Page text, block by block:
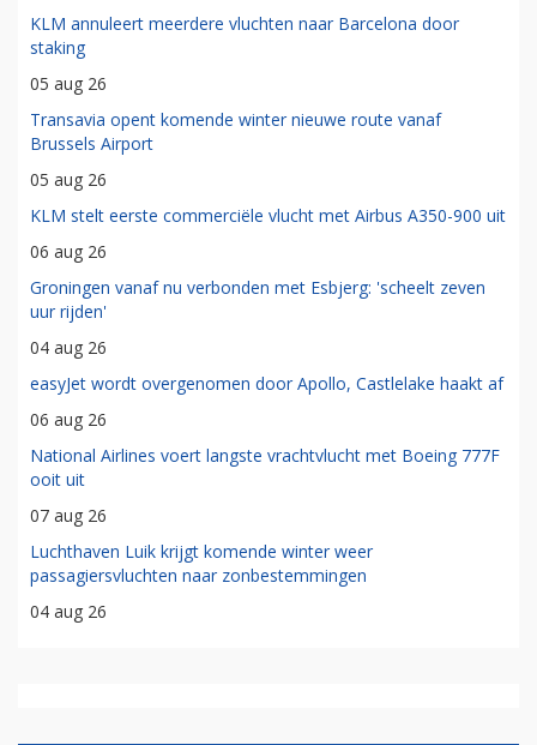
KLM annuleert meerdere vluchten naar Barcelona door
staking
05 aug 26
Transavia opent komende winter nieuwe route vanaf
Brussels Airport
05 aug 26
KLM stelt eerste commerciële vlucht met Airbus A350-900 uit
06 aug 26
Groningen vanaf nu verbonden met Esbjerg: 'scheelt zeven
uur rijden'
04 aug 26
easyJet wordt overgenomen door Apollo, Castlelake haakt af
06 aug 26
National Airlines voert langste vrachtvlucht met Boeing 777F
ooit uit
07 aug 26
Luchthaven Luik krijgt komende winter weer
passagiersvluchten naar zonbestemmingen
04 aug 26